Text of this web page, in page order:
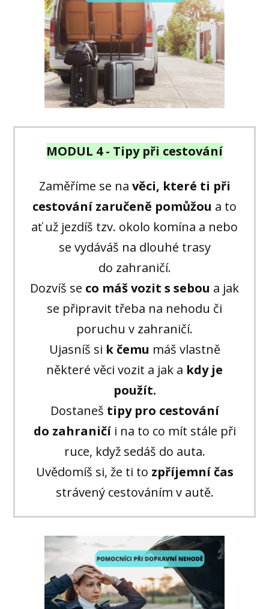
MODUL 4 - Tipy při cestování
Zaměříme se na věci, které ti při
cestování zaručeně pomůžou a to
ať už jezdíš tzv. okolo komína a nebo
se vydáváš na dlouhé trasy
do zahraničí.
Dozvíš se co máš vozit s sebou a jak
se připravit třeba na nehodu či
poruchu v zahraničí.
Ujasníš si k čemu máš vlastně
některé věci vozit a jak a kdy je
použít.
Dostaneš tipy pro cestování
do zahraničíi na to co mít stále při
ruce, když sedáš do auta.
Uvědomíš si, že ti to zpříjemní čas
strávený cestováním v autě.